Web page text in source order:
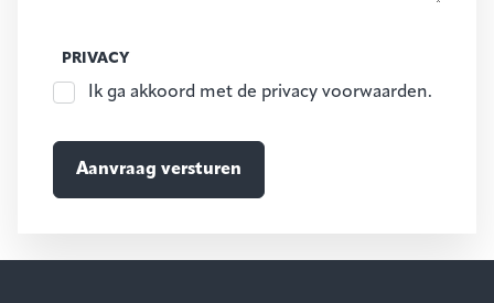
PRIVACY
Ik ga akkoord met de privacy voorwaarden.